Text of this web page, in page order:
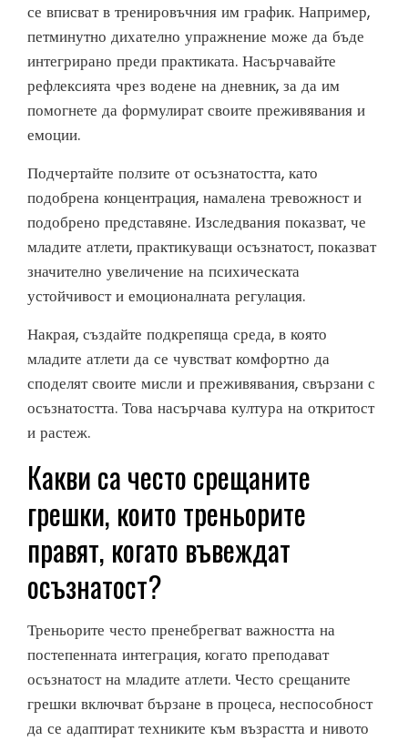
се вписват в тренировъчния им график. Например,
петминутно дихателно упражнение може да бъде
интегрирано преди практиката. Насърчавайте
рефлексията чрез водене на дневник, за да им
помогнете да формулират своите преживявания и
емоции.
Подчертайте ползите от осъзнатостта, като
подобрена концентрация, намалена тревожност и
подобрено представяне. Изследвания показват, че
младите атлети, практикуващи осъзнатост, показват
значително увеличение на психическата
устойчивост и емоционалната регулация.
Накрая, създайте подкрепяща среда, в която
младите атлети да се чувстват комфортно да
споделят своите мисли и преживявания, свързани с
осъзнатостта. Това насърчава култура на откритост
и растеж.
Какви са често срещаните
грешки, които треньорите
правят, когато въвеждат
осъзнатост?
Треньорите често пренебрегват важността на
постепенната интеграция, когато преподават
осъзнатост на младите атлети. Често срещаните
грешки включват бързане в процеса, неспособност
да се адаптират техниките към възрастта и нивото